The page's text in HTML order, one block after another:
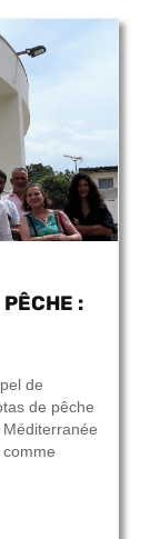
:
de
de pêche